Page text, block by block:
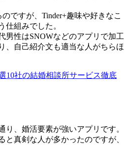
ですが、Tinder+趣味や好きなこ
仕組みでした。
男性はSNOWなどのアプリで加工
、自己紹介文も適当な人がちらほ
10社の結婚相談所サービス徹底
り、婚活要素が強いアプリです。
と真剣な人が多かったのですが、